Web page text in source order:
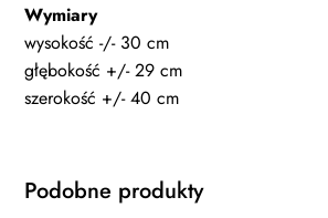
Wymiary
wysokość -/- 30 cm
głębokość +/- 29 cm
szerokość +/- 40 cm
Podobne produkty